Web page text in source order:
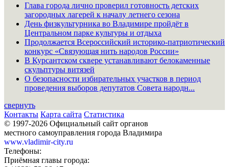
Глава города лично проверил готовность детских
загородных лагерей к началу летнего сезона
День физкультурника во Владимире пройдёт в
Центральном парке культуры и отдыха
Продолжается Всероссийский историко-патриотический
конкурс «Связующая нить народов России»
В Курсантском сквере устанавливают белокаменные
скульптуры витязей
О безопасности избирательных участков в период
проведения выборов депутатов Совета народн...
свернуть
Контакты Карта сайта Статистика
© 1997-2026 Официальный сайт органов
местного самоуправления города Владимира
www.vladimir-city.ru
Телефоны:
Приёмная главы города: